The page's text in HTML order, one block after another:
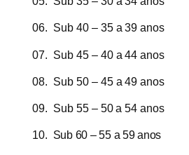
06. Sub 40 – 35 a 39 anos
07. Sub 45 – 40 a 44 anos
08. Sub 50 – 45 a 49 anos
09. Sub 55 – 50 a 54 anos
10. Sub 60 – 55 a 59 anos